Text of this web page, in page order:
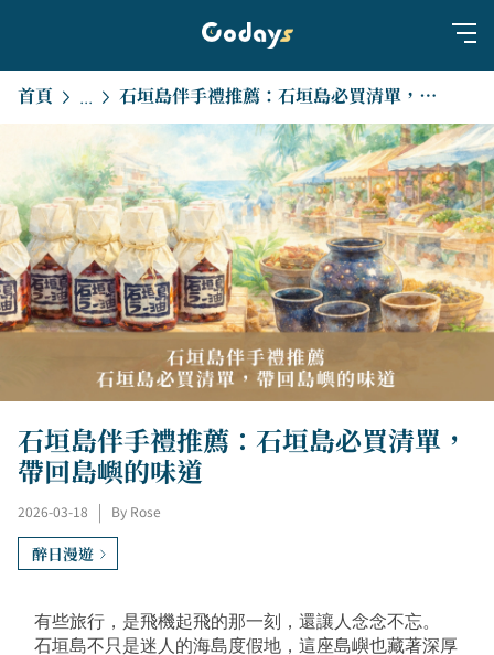
首頁 ... 石垣島伴手禮推薦：石垣島必買清單，帶回島嶼的味道
石垣島伴手禮推薦：石垣島必買清單，
帶回島嶼的味道
2026-03-18 By Rose
醉日漫遊
有些旅行，是飛機起飛的那一刻，還讓人念念不忘。
石垣島不只是迷人的海島度假地，這座島嶼也藏著深厚